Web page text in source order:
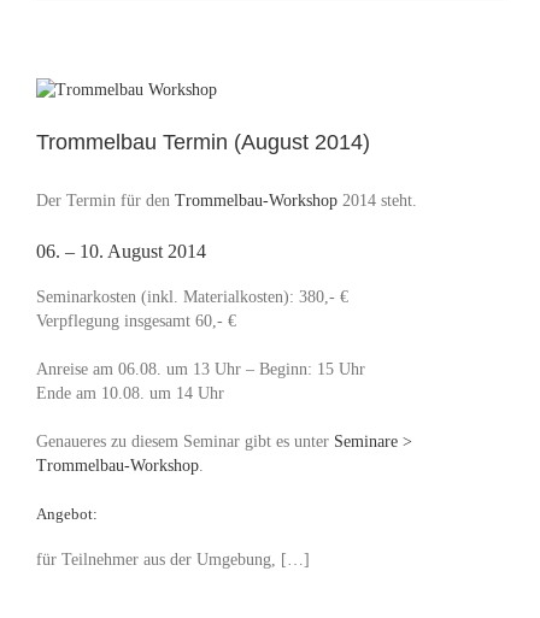
Trommelbau Termin (August 2014)
Der Termin für den Trommelbau-Workshop 2014 steht.
06. – 10. August 2014
Seminarkosten (inkl. Materialkosten): 380,- €
Verpflegung insgesamt 60,- €
Anreise am 06.08. um 13 Uhr – Beginn: 15 Uhr
Ende am 10.08. um 14 Uhr
Genaueres zu diesem Seminar gibt es unter Seminare >
Trommelbau-Workshop.
Angebot:
für Teilnehmer aus der Umgebung, […]